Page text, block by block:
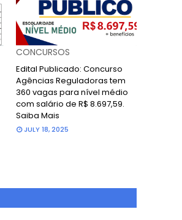
CONCURSOS
Edital Publicado: Concurso
Agências Reguladoras tem
360 vagas para nível médio
com salário de R$ 8.697,59.
Saiba Mais
JULY 18, 2025